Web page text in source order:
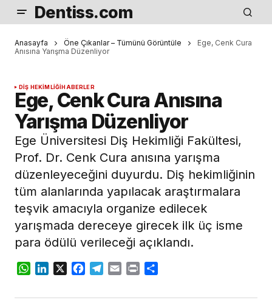
Dentiss.com
Anasayfa Öne Çıkanlar – Tümünü Görüntüle
Ege, Cenk Cura
Anısına Yarışma Düzenliyor
DIŞ HEKIMLIĞIHABERLER
Ege, Cenk Cura Anısına
Yarışma Düzenliyor
Ege Üniversitesi Diş Hekimliği Fakültesi,
Prof. Dr. Cenk Cura anısına yarışma
düzenleyeceğini duyurdu. Diş hekimliğinin
tüm alanlarında yapılacak araştırmalara
teşvik amacıyla organize edilecek
yarışmada dereceye girecek ilk üç isme
para ödülü verileceği açıklandı.
WhatsApp
LinkedIn
X Facebook
Telegram
Email Print